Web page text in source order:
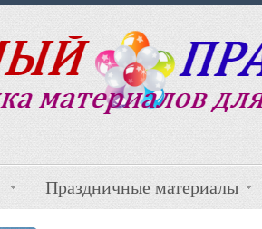
Праздничные материалы